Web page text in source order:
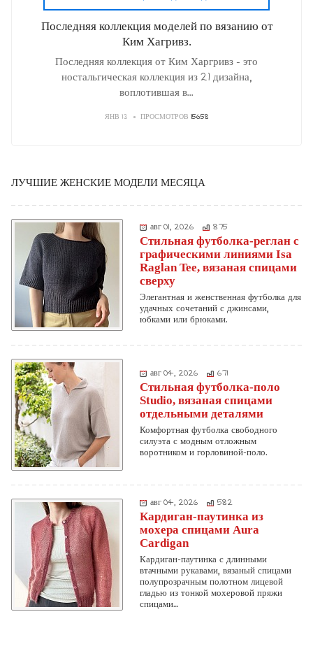
Последняя коллекция моделей по вязанию от
Ким Хагривз.
Последняя коллекция от Ким Харгривз - это
ностальгическая коллекция из 21 дизайна,
воплотившая в...
ЯНВ 13 ПРОСМОТРОВ 15658
ЛУЧШИЕ ЖЕНСКИЕ МОДЕЛИ МЕСЯЦА
авг 01, 2026 875
Стильная футболка-реглан с
графическими линиями Isa
Raglan Tee, вязаная спицами
сверху
Элегантная и женственная футболка для
удачных сочетаний с джинсами,
юбками или брюками.
авг 04, 2026 671
Стильная футболка-поло
Studio, вязаная спицами
отдельными деталями
Комфортная футболка свободного
силуэта с модным отложным
воротником и горловиной-поло.
авг 04, 2026 582
Кардиган-паутинка из
мохера спицами Aura
Cardigan
Кардиган-паутинка с длинными
втачными рукавами, вязаный спицами
полупрозрачным полотном лицевой
гладью из тонкой мохеровой пряжи
спицами…